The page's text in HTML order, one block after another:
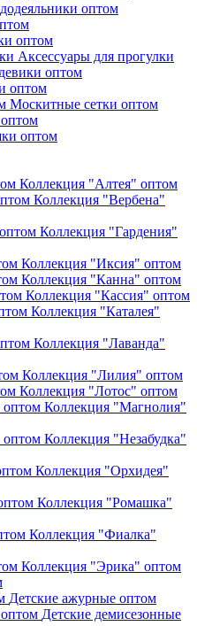
оптом
оптом
Аксессуары для прогулки
оптом
оптом
Москитные сетки оптом
оптом
Коллекция "Алтея" оптом
Коллекция "Вербена"
Коллекция "Гардения"
Коллекция "Иксия" оптом
Коллекция "Канна" оптом
Коллекция "Кассия" оптом
Коллекция "Каталея"
Коллекция "Лаванда"
Коллекция "Лилия" оптом
Коллекция "Лотос" оптом
Коллекция "Магнолия"
Коллекция "Незабудка"
Коллекция "Орхидея"
Коллекция "Ромашка"
Коллекция "Фиалка"
Коллекция "Эрика" оптом
Детские ажурные оптом
Детские демисезонные